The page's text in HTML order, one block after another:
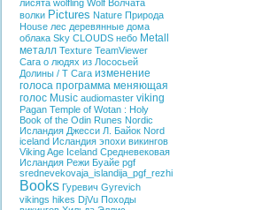
лисята wolfling Wolf Волчата
волки Pictures Nature Природа
House лес деревянные дома
облака Sky CLOUDS небо Metall
металл Texture TeamViewer
Сага о людях из Лососьей
Долины / T Сага изменение
голоса программа меняющая
голос Music audiomaster viking
Pagan Temple of Wotan : Holy
Book of the Odin Runes Nordic
Исландия Джесси Л. Байок Nord
iceland Исландия эпохи викингов
Viking Age Iceland Средневековая
Исландия Режи Буайе pgf
srednevekovaja_islandija_pgf_rezhi
Books Гуревич Gyrevich
vikings hikes DjVu Походы